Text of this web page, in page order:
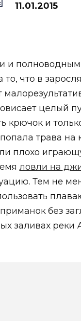
11.01.2015
и
что в
целый
крючок и
трава на
плохо
ловли на
Тем не
без
заливах реки